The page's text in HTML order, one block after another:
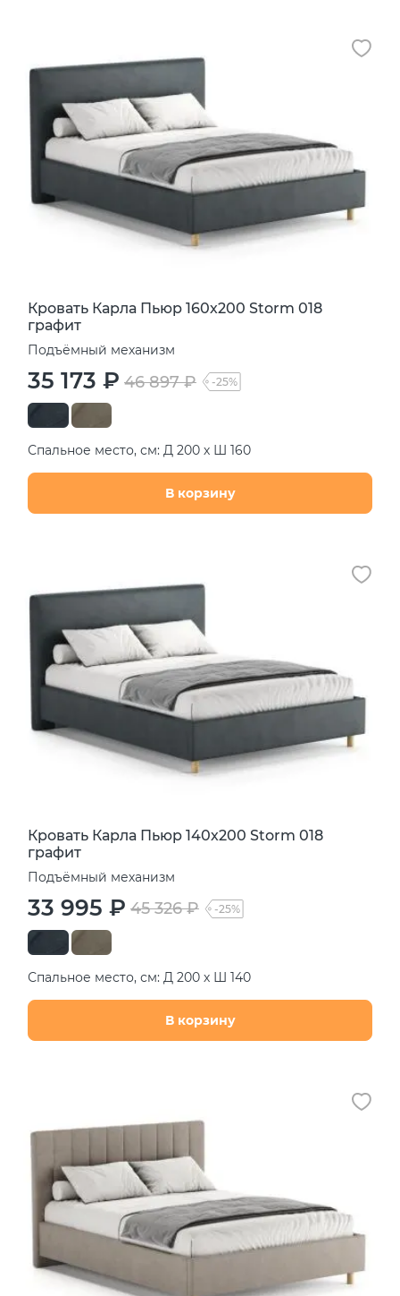
Кровать Карла Пьюр 160х200 Storm 018
графит
Подъёмный механизм
35 173 ₽ 46 897 ₽ -25%
Спальное место, см: Д 200 х Ш 160
В корзину
Кровать Карла Пьюр 140х200 Storm 018
графит
Подъёмный механизм
33 995 ₽ 45 326 ₽ -25%
Спальное место, см: Д 200 х Ш 140
В корзину